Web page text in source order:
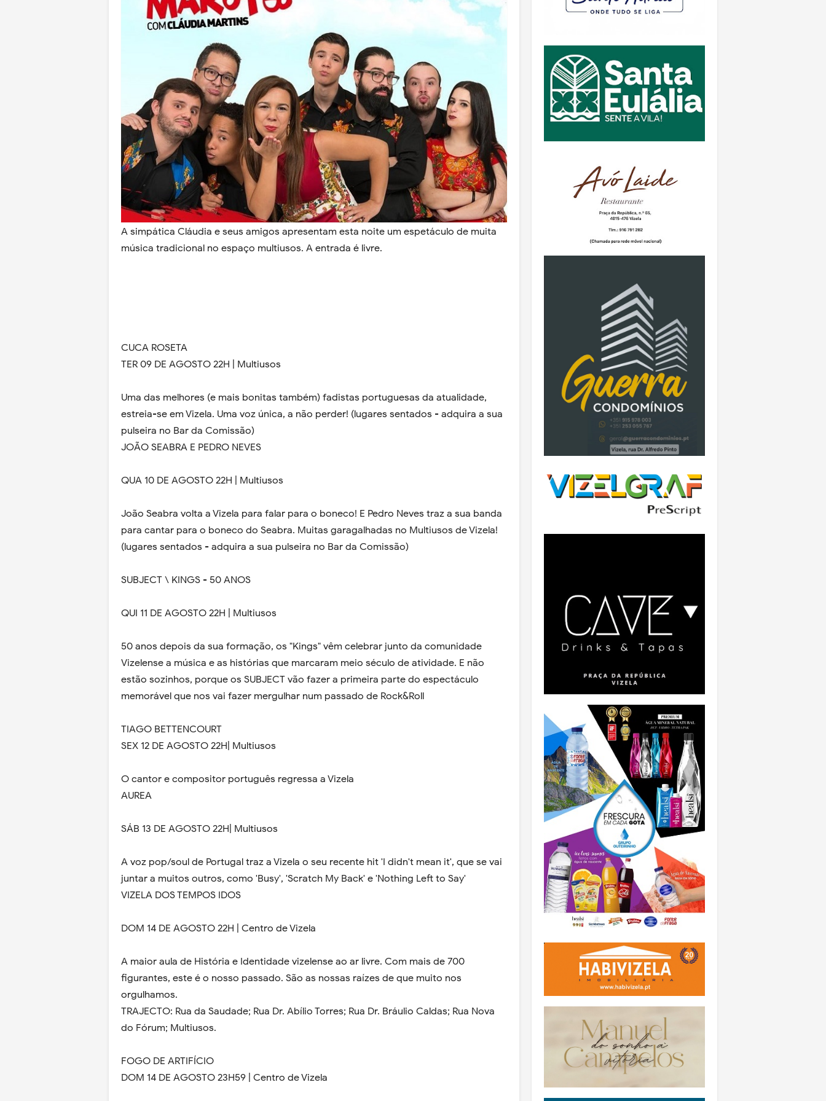
A simpática Cláudia e seus amigos apresentam esta noite um espetáculo de muita
música tradicional no espaço multiusos. A entrada é livre.
CUCA ROSETA
TER 09 DE AGOSTO 22H | Multiusos
Uma das melhores (e mais bonitas também) fadistas portuguesas da atualidade,
estreia-se em Vizela. Uma voz única, a não perder! (lugares sentados - adquira a sua
pulseira no Bar da Comissão)
JOÃO SEABRA E PEDRO NEVES
QUA 10 DE AGOSTO 22H | Multiusos
João Seabra volta a Vizela para falar para o boneco! E Pedro Neves traz a sua banda
para cantar para o boneco do Seabra. Muitas garagalhadas no Multiusos de Vizela!
(lugares sentados - adquira a sua pulseira no Bar da Comissão)
SUBJECT \ KINGS - 50 ANOS
QUI 11 DE AGOSTO 22H | Multiusos
50 anos depois da sua formação, os "Kings" vêm celebrar junto da comunidade
Vizelense a música e as histórias que marcaram meio século de atividade. E não
estão sozinhos, porque os SUBJECT vão fazer a primeira parte do espectáculo
memorável que nos vai fazer mergulhar num passado de Rock&Roll
TIAGO BETTENCOURT
SEX 12 DE AGOSTO 22H| Multiusos
O cantor e compositor português regressa a Vizela
AUREA
SÁB 13 DE AGOSTO 22H| Multiusos
A voz pop/soul de Portugal traz a Vizela o seu recente hit 'I didn't mean it', que se vai
juntar a muitos outros, como 'Busy', 'Scratch My Back' e 'Nothing Left to Say'
VIZELA DOS TEMPOS IDOS
DOM 14 DE AGOSTO 22H | Centro de Vizela
A maior aula de História e Identidade vizelense ao ar livre. Com mais de 700
figurantes, este é o nosso passado. São as nossas raízes de que muito nos
orgulhamos.
TRAJECTO: Rua da Saudade; Rua Dr. Abílio Torres; Rua Dr. Bráulio Caldas; Rua Nova
do Fórum; Multiusos.
FOGO DE ARTIFÍCIO
DOM 14 DE AGOSTO 23H59 | Centro de Vizela